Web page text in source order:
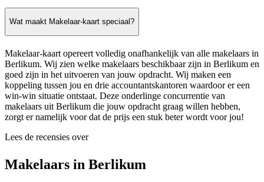
Wat maakt Makelaar-kaart speciaal?
Makelaar-kaart opereert volledig onafhankelijk van alle makelaars in
Berlikum. Wij zien welke makelaars beschikbaar zijn in Berlikum en
goed zijn in het uitvoeren van jouw opdracht. Wij maken een
koppeling tussen jou en drie accountantskantoren waardoor er een
win-win situatie ontstaat. Deze onderlinge concurrentie van
makelaars uit Berlikum die jouw opdracht graag willen hebben,
zorgt er namelijk voor dat de prijs een stuk beter wordt voor jou!
Lees de recensies over
Makelaars in Berlikum